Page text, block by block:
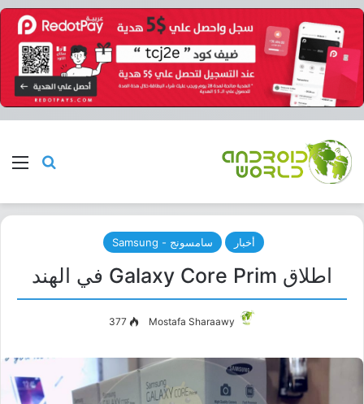
بحث
أخبار سامسونج - Samsung
اطلاق Galaxy Core Prim في الهند
Mostafa Sharaawy
377